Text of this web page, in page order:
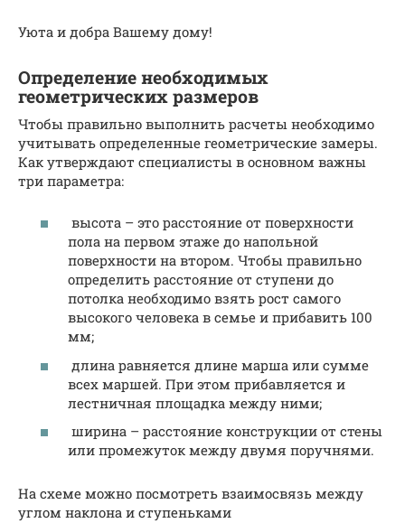
Уюта и добра Вашему дому!
Определение необходимых
геометрических размеров
Чтобы правильно выполнить расчеты необходимо
учитывать определенные геометрические замеры.
Как утверждают специалисты в основном важны
три параметра:
высота – это расстояние от поверхности
пола на первом этаже до напольной
поверхности на втором. Чтобы правильно
определить расстояние от ступени до
потолка необходимо взять рост самого
высокого человека в семье и прибавить 100
мм;
длина равняется длине марша или сумме
всех маршей. При этом прибавляется и
лестничная площадка между ними;
ширина – расстояние конструкции от стены
или промежуток между двумя поручнями.
На схеме можно посмотреть взаимосвязь между
углом наклона и ступеньками